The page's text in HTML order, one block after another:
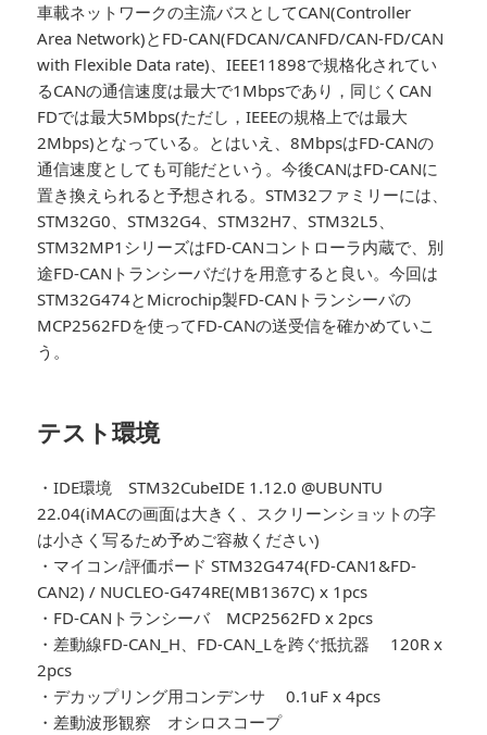
車載ネットワークの主流バスとしてCAN(Controller
Area Network)とFD-CAN(FDCAN/CANFD/CAN-FD/CAN
with Flexible Data rate)、IEEE11898で規格化されてい
るCANの通信速度は最大で1Mbpsであり，同じくCAN
FDでは最大5Mbps(ただし，IEEEの規格上では最大
2Mbps)となっている。とはいえ、8MbpsはFD-CANの
通信速度としても可能だという。今後CANはFD-CANに
置き換えられると予想される。STM32ファミリーには、
STM32G0、STM32G4、STM32H7、STM32L5、
STM32MP1シリーズはFD-CANコントローラ内蔵で、別
途FD-CANトランシーバだけを用意すると良い。今回は
STM32G474とMicrochip製FD-CANトランシーバの
MCP2562FDを使ってFD-CANの送受信を確かめていこ
う。
テスト環境
・IDE環境 STM32CubeIDE 1.12.0 @UBUNTU
22.04(iMACの画面は大きく、スクリーンショットの字
は小さく写るため予めご容赦ください)
・マイコン/評価ボード STM32G474(FD-CAN1&FD-
CAN2) / NUCLEO-G474RE(MB1367C) x 1pcs
・FD-CANトランシーバ MCP2562FD x 2pcs
・差動線FD-CAN_H、FD-CAN_Lを跨ぐ抵抗器 120R x
2pcs
・デカップリング用コンデンサ 0.1uF x 4pcs
・差動波形観察 オシロスコープ